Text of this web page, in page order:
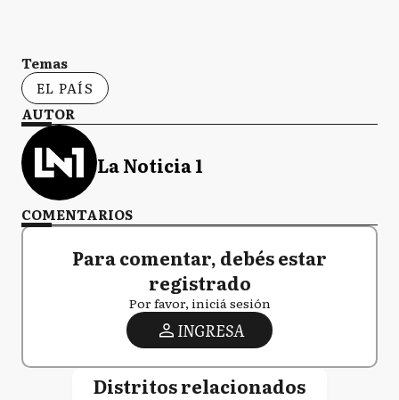
Temas
EL PAÍS
AUTOR
La Noticia 1
COMENTARIOS
Para comentar, debés estar
registrado
Por favor, iniciá sesión
INGRESA
Distritos relacionados